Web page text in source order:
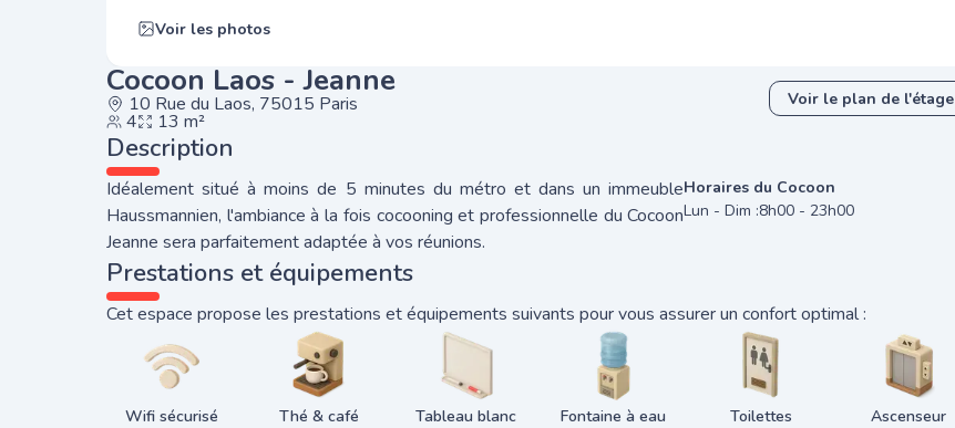
Voir les photos
Cocoon Laos - Jeanne
10 Rue du Laos, 75015 Paris
4 13 m²
Voir le plan de l'étage
Description
Idéalement situé à moins de 5 minutes du métro et dans un immeuble
Haussmannien, l'ambiance à la fois cocooning et professionnelle du Cocoon
Horaires du Cocoon
Lun - Dim :8h00 - 23h00
Prestations et équipements
Cet espace propose les prestations et équipements suivants pour vous assurer un confort optimal :
Wifi sécurisé Thé & café Tableau blanc Fontaine à eau Toilettes Ascenseur